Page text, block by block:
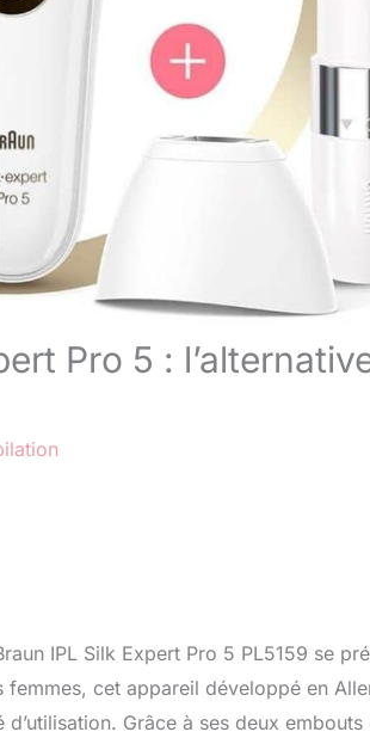
Pro 5 :
IPL Silk Expert Pro 5 PL5159 se
cet appareil développé en
Grâce à ses deux